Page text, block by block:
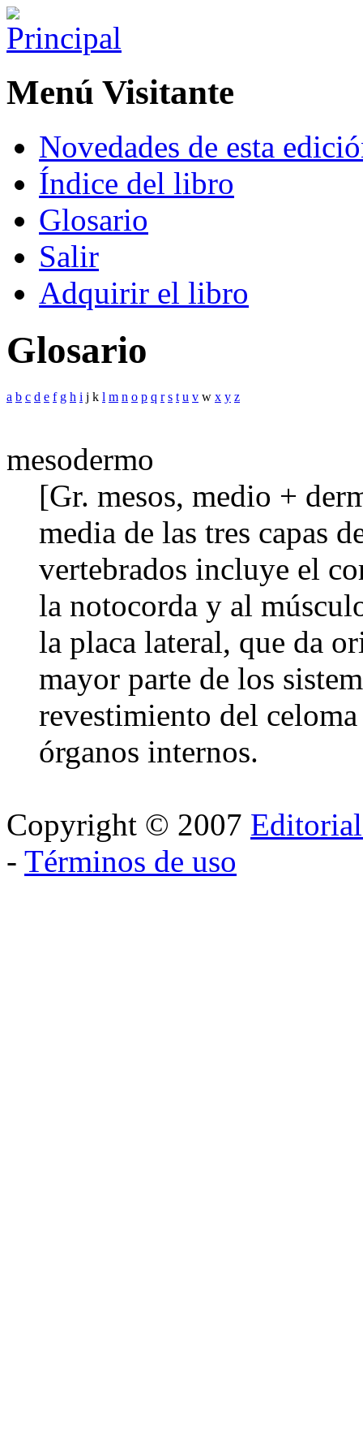
Menú Visitante
Novedades de esta
Índice del libro
Glosario
Salir
Adquirir el libro
Glosario
a b c d e f g h i j k l m n o p q r s t u v w x y z
mesodermo
[Gr. mesos, medio +
media de las tres capas
vertebrados incluye el
la notocorda y al
la placa lateral, que da
mayor parte de los
revestimiento del
órganos internos.
Copyright © 2007
- Términos de uso